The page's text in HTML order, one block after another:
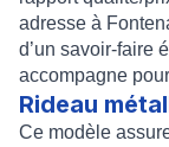
adresse à
d’un savoir-faire
accompagne
Rideau
Ce modèle